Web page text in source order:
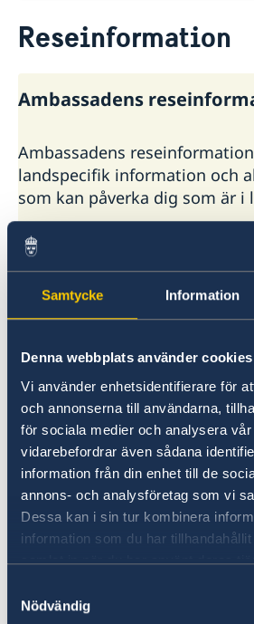
Samtycke Information
Denna webbplats använder cookies
Vi använder enhetsidentifierare för
och annonserna till användarna,
för sociala medier och analysera
vidarebefordrar även sådana
information från din enhet till de
annons- och analysföretag som vi
Dessa kan i sin tur kombinera
information som du har
samlat in när du har använt deras
Nödvändig
Hjälp till svenskar i Komorerna
Pass utomlands
Reseinformation
Ambassadens reseinformation
Allmänna säkerhetsläget
Terrorism
Naturförhållanden och katastrofer
In- och utresebestämmelser
Hälso- och sjukvård
Lokala lagar och sedvänjor
Kriminalitet och personlig
Trafiksäkerhet
Försäkringsskydd
Övriga upplysningar
Service för svenska företag
Reseinformation
Ambassadens
Ambassadens
landspecifik information och
som kan påverka dig som är i
Ambassadens
Komorerna
UD:s generella
På regeringen.se finns UD:s
om vilken hjälp du kan få av
situationer.
UD:s reseinformation på
regeringen.se
Ladda ner appen UD
Ladda ner UD Resklar på